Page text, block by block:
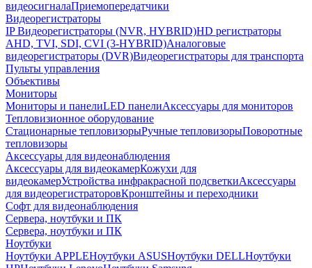
видеосигналаПриемопередатчики
Видеорегистраторы
IP Видеорегистраторы (NVR, HYBRID)HD регистраторы
AHD, TVI, SDI, CVI (3-HYBRID)Аналоговые
видеорегистраторы (DVR)Видеорегистраторы для транспорта
Пульты управления
Объективы
Мониторы
Мониторы и панелиLED панелиАксессуары для мониторов
Тепловизионное оборудование
Стационарные тепловизорыРучные тепловизорыПоворотные
тепловизоры
Аксессуары для видеонаблюдения
Аксессуары для видеокамерКожухи для
видеокамерУстройства инфракрасной подсветкиАксессуары
для видеорегистраторовКронштейны и переходники
Софт для видеонаблюдения
Сервера, ноутбуки и ПК
Сервера, ноутбуки и ПК
Ноутбуки
Ноутбуки APPLEНоутбуки ASUSНоутбуки DELLНоутбуки